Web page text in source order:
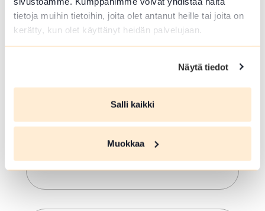
tietoja muihin tietoihin, joita olet antanut heille tai joita on
kerätty, kun olet käyttänyt heidän palvelujaan.
Näytä tiedot
Salli kaikki
Muokkaa
ELO 07 2026
Kuinka voin palvella? -
kaupunkikävelyt
palveluiden ja kauppaliikkeiden
tarinoiden.
Lue lisää tapahtumasta Kuinka voin palvella? -